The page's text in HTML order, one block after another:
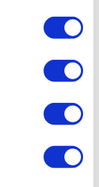
mand af lige
i den